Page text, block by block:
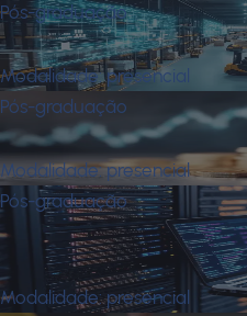
Pós-graduação
Mba em Gestão
Modalidade: presencial
Pós-graduação
Mba em Gestão
Modalidade: presencial
Pós-graduação
Mba em
Tecnologia da
Modalidade: presencial